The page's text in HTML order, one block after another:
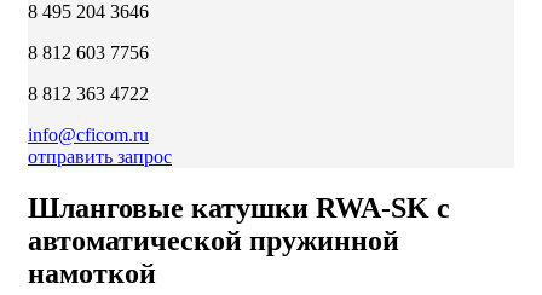
8 495 204 3646
8 812 603 7756
8 812 363 4722
info@cficom.ru
отправить запрос
Шланговые катушки RWA-SK с
автоматической пружинной
намоткой